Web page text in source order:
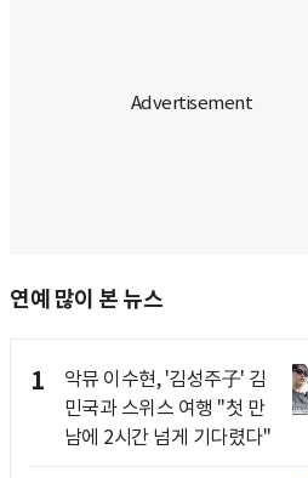
연예 많이 본 뉴스
1
악뮤 이수현, '김성주子' 김
민국과 스위스 여행 "첫 만
남에 2시간 넘게 기다렸다"